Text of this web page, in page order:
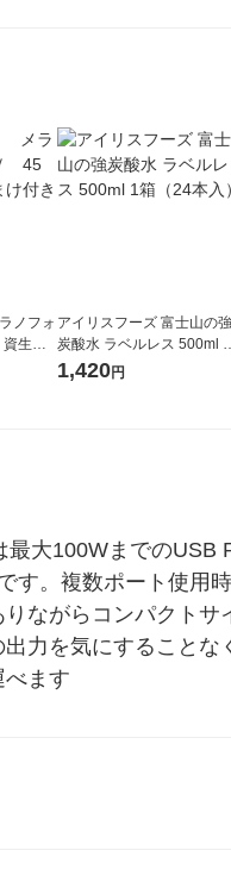
ノフォ
生
アイリスフーズ 富士山の強
炭酸水 ラベルレス 500ml 1
箱（24本入）
1,420円
最大100Wまでの
す。複数ポート使用
ながらコンパクト
力を気にすること
ます